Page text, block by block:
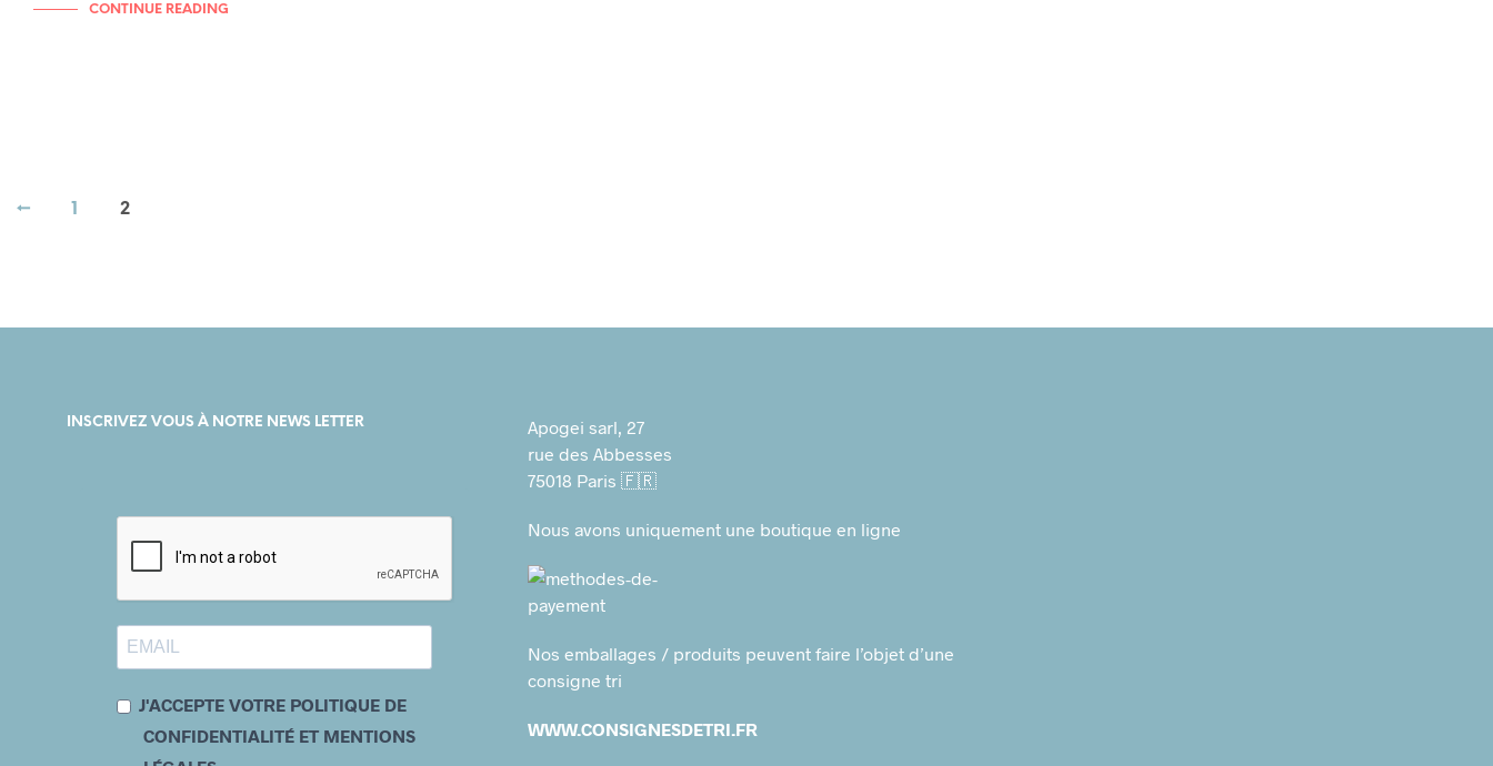
CONTINUE READING
← 1 2
INSCRIVEZ VOUS À NOTRE NEWS LETTER
J'ACCEPTE VOTRE POLITIQUE DE
CONFIDENTIALITÉ ET MENTIONS
Apogei sarl, 27
rue des Abbesses
75018 Paris 🇫🇷
Nous avons uniquement une boutique en ligne
Nos emballages / produits peuvent faire l’objet d’une
consigne tri
WWW.CONSIGNESDETRI.FR